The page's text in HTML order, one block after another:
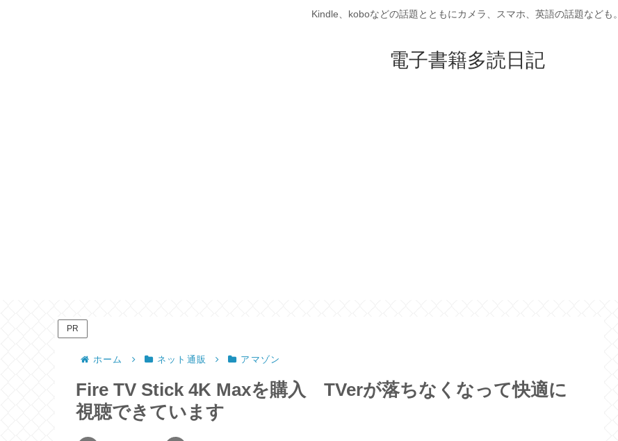
Kindle、koboなどの話題とともにカメラ、スマホ、英語の話題なども。
電子書籍多読日記
PR
ホーム ネット通販 アマゾン
Fire TV Stick 4K Maxを購入 TVerが落ちなくなって快適に
視聴できています